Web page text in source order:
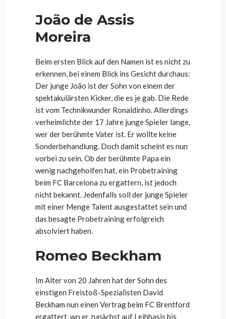
João de Assis
Moreira
Beim ersten Blick auf den Namen ist es nicht zu
erkennen, bei einem Blick ins Gesicht durchaus:
Der junge João ist der Sohn von einem der
spektakulärsten Kicker, die es je gab. Die Rede
ist vom Technikwunder Ronaldinho. Allerdings
verheimlichte der 17 Jahre junge Spieler lange,
wer der berühmte Vater ist. Er wollte keine
Sonderbehandlung. Doch damit scheint es nun
vorbei zu sein. Ob der berühmte Papa ein
wenig nachgeholfen hat, ein Probetraining
beim FC Barcelona zu ergattern, ist jedoch
nicht bekannt. Jedenfalls soll der junge Spieler
mit einer Menge Talent ausgestattet sein und
das besagte Probetraining erfolgreich
absolviert haben.
Romeo Beckham
Im Alter von 20 Jahren hat der Sohn des
einstigen Freistoß-Spezialisten David
Beckham nun einen Vertrag beim FC Brentford
ergattert, wo er zunächst auf Leihbasis bis